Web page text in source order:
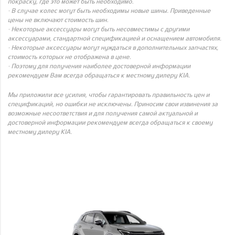
· В случае колес могут быть необходимы новые шины. Приведенные
цены не включают стоимость шин.
· Некоторые аксессуары могут быть несовместимы с другими
аксессуарами, стандартной спецификацией и оснащением автомобиля.
· Некоторые аксессуары могут нуждаться в дополнительных запчастях,
стоимость которых не отображена в цене.
· Поэтому для получения наиболее достоверной информации
рекомендуем Вам всегда обращаться к местному дилеру KIA.
Мы приложили все усилия, чтобы гарантировать правильность цен и
спецификаций, но ошибки не исключены. Приносим свои извинения за
возможные несоответствия и для получения самой актуальной и
достоверной информации рекомендуем всегда обращаться к своему
местному дилеру KIA.